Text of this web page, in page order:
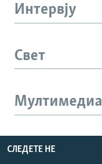
Интервју
Свет
Мултимедиа
СЛЕДЕТЕ НЕ